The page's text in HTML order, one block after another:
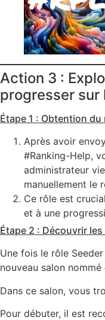
Action 3 :
progresser sur
Étape 1 : Obtention du
Après avoir
#Ranking-Help,
administrateur
manuellement le
Ce rôle est
et à une
Étape 2 : Découvrir
Une fois le rôle
nouveau salon nommé
Dans ce salon, vous
Pour débuter, il est